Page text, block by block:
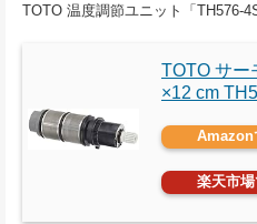
TOTO 温度調節ユニット「TH576-
TOTO サー
×12 cm
Amazon
楽天市